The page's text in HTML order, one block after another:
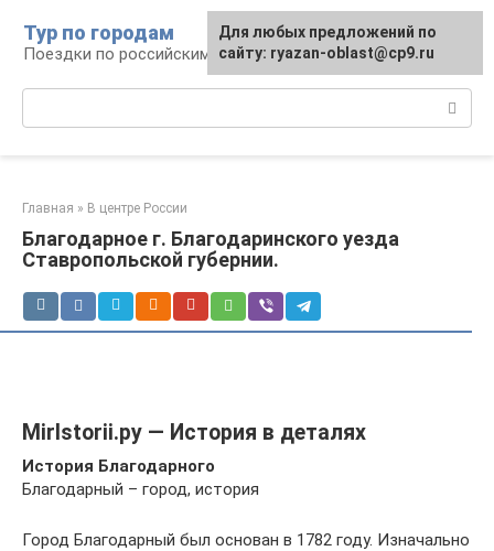
контенту
Тур по городам
Поездки по российским городам
Главная » В центре России
Благодарное г. Благодаринского уезда
Ставропольской губернии.
MirIstorii.ру — История в деталях
История Благодарного
Благодарный – город, история
Город Благодарный был основан в 1782 году. Изначально
Для любых предложений по
сайту: ryazan-oblast@cp9.ru